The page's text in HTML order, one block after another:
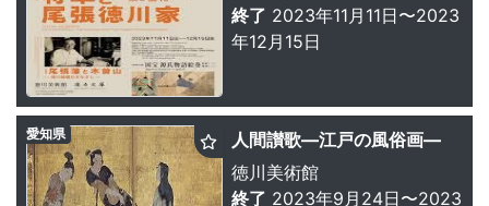
終了 2023年11月11日〜2023
年12月15日
人間讃歌—江戸の風俗画—
徳川美術館
終了 2023年9月24日〜2023
愛知県